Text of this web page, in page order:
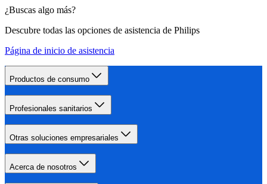
¿Buscas algo más?
Descubre todas las opciones de asistencia de Philips
Página de inicio de asistencia
Productos de consumo
Profesionales sanitarios
Otras soluciones empresariales
Acerca de nosotros